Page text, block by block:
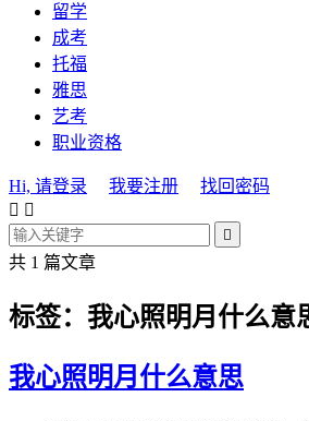
留学
成考
托福
雅思
艺考
职业资格
Hi, 请登录 我要注册
找回密码
 

共 1 篇文章
标签：我心照明月什么意
我心照明月什么意思